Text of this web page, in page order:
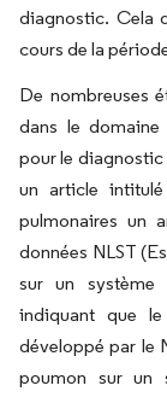
diagnostic. Cela
cours de la
De nombreuses
dans le
pour le diagnostic
un article
pulmonaires un
données NLST
sur un système
indiquant que
développé par le
poumon sur un